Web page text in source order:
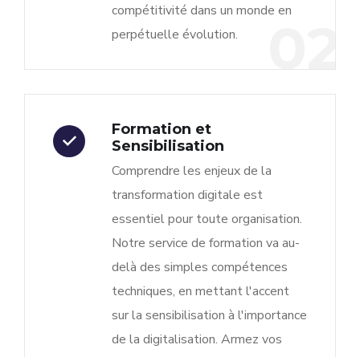
compétitivité dans un monde en
perpétuelle évolution.
Formation et
Sensibilisation
Comprendre les enjeux de la
transformation digitale est
essentiel pour toute organisation.
Notre service de formation va au-
delà des simples compétences
techniques, en mettant l'accent
sur la sensibilisation à l'importance
de la digitalisation. Armez vos